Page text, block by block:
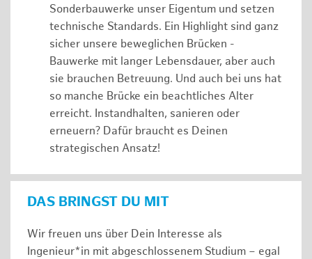
Sonderbauwerke unser Eigentum und setzen
technische Standards. Ein Highlight sind ganz
sicher unsere beweglichen Brücken -
Bauwerke mit langer Lebensdauer, aber auch
sie brauchen Betreuung. Und auch bei uns hat
so manche Brücke ein beachtliches Alter
erreicht. Instandhalten, sanieren oder
erneuern? Dafür braucht es Deinen
strategischen Ansatz!
DAS BRINGST DU MIT
Wir freuen uns über Dein Interesse als
Ingenieur*in mit abgeschlossenem Studium – egal